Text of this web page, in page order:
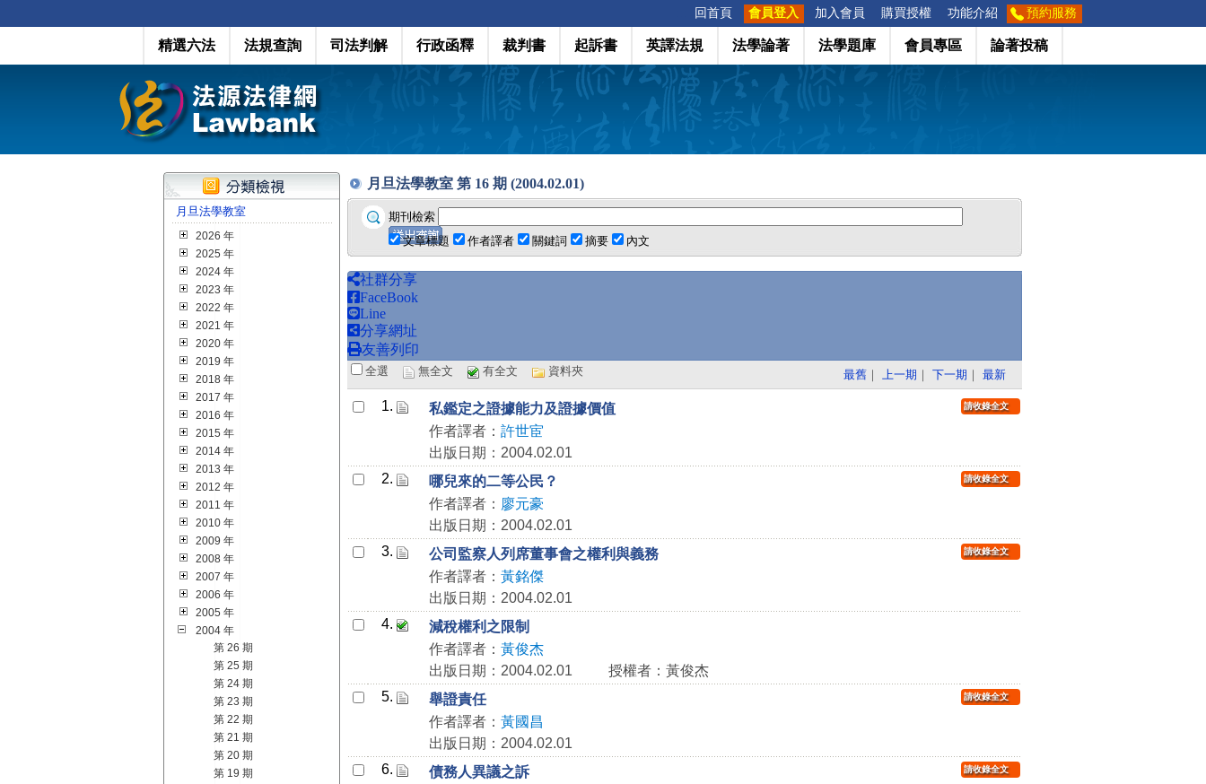
回首頁 會員登入 加入會員 購買授權 功能介紹 預約服務
精選六法 法規查詢 司法判解 行政函釋 裁判書 起訴書 英譯法規 法學論著 法學題庫 會員專區 論著投稿
月旦法學教室
2026 年
2025 年
2024 年
2023 年
2022 年
2021 年
2020 年
2019 年
2018 年
2017 年
2016 年
2015 年
2014 年
2013 年
2012 年
2011 年
2010 年
2009 年
2008 年
2007 年
2006 年
2005 年
2004 年
第 26 期
第 25 期
第 24 期
第 23 期
第 22 期
第 21 期
第 20 期
第 19 期
月旦法學教室 第 16 期 (2004.02.01)
期刊檢索
文章標題
作者譯者 關鍵詞 摘要 內文
社群分享
FaceBook
Line
分享網址
友善列印
全選 無全文 有全文 資料夾 最舊 ｜ 上一期 ｜ 下一期 ｜ 最新
1.
私鑑定之證據能力及證據價值
作者譯者： 許世宦
出版日期：2004.02.01
請收錄全文
2.
哪兒來的二等公民？
作者譯者： 廖元豪
出版日期：2004.02.01
請收錄全文
3.
公司監察人列席董事會之權利與義務
作者譯者： 黃銘傑
出版日期：2004.02.01
請收錄全文
4.
減稅權利之限制
作者譯者： 黃俊杰
出版日期：2004.02.01
授權者：黃俊杰
5.
舉證責任
作者譯者： 黃國昌
出版日期：2004.02.01
請收錄全文
6.
債務人異議之訴
請收錄全文